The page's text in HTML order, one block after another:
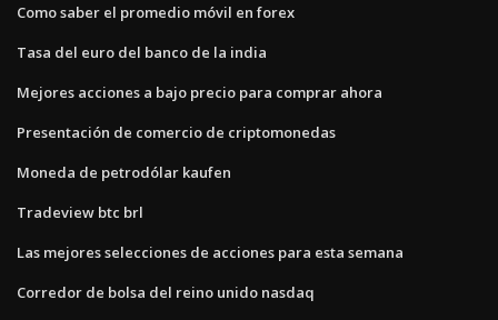
Como saber el promedio móvil en forex
Tasa del euro del banco de la india
Mejores acciones a bajo precio para comprar ahora
Presentación de comercio de criptomonedas
Moneda de petrodólar kaufen
Tradeview btc brl
Las mejores selecciones de acciones para esta semana
Corredor de bolsa del reino unido nasdaq